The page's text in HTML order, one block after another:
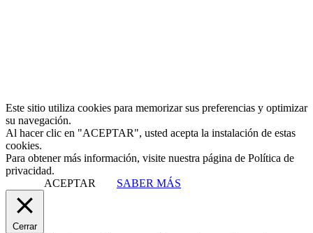
Este sitio utiliza cookies para memorizar sus preferencias y optimizar
su navegación.
Al hacer clic en "ACEPTAR", usted acepta la instalación de estas
cookies.
Para obtener más información, visite nuestra página de Política de
privacidad.
ACEPTAR
SABER MÁS
Cerrar